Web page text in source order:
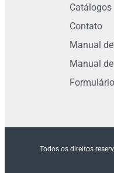
Catálogos
Contato
Manual
Manual
Todos os direitos